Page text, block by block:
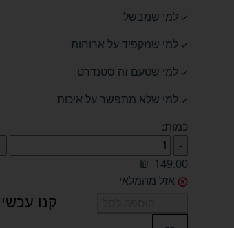
למי שמבשל
למי שמקפיד על ארוחות
למי שטעם זה סטנדרט
למי שלא מתפשר על איכות
כמות:
₪ 149.00
אזל מהמלאי
קנו